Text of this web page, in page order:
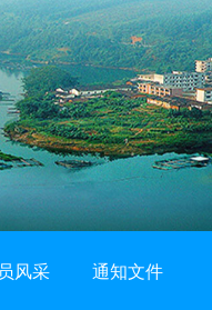
风采 通知文件